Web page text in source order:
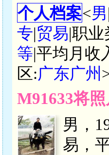
个人档案<男
专|贸易|职业
等|平均月收
区:广东广州
M91633将
男，
易，